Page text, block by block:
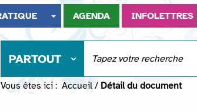
AGENDA INFOLETTRES
PARTOUT
Vous êtes ici : Accueil / Détail du document